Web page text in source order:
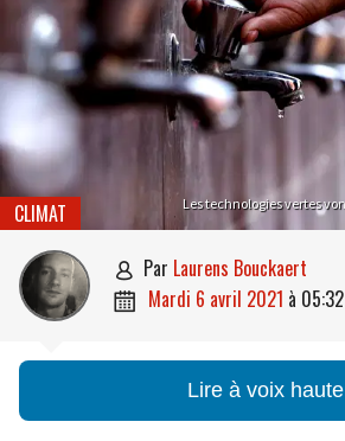
Les technologies vertes
CLIMAT
 par Laurens Bouckaert
 mardi 6 avril 2021 à 05:32
Lire à voix haute